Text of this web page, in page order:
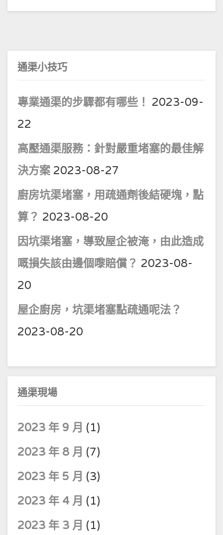
通渠小技巧
專業通渠的步驟都有哪些！ 2023-09-
22
高壓通渠服務：針對嚴重堵塞的最佳解
決方案 2023-08-27
廚房坑渠堵塞，用疏通劑後結硬塊，點
算？ 2023-08-20
因坑渠堵塞，導致屋企被淹，由此造成
嘅損失該由邊個嚟賠償？ 2023-08-
20
屋企廚房，坑渠堵塞點疏通呢法？
2023-08-20
通渠現場
2023 年 9 月 (1)
2023 年 8 月 (7)
2023 年 5 月 (3)
2023 年 4 月 (1)
2023 年 3 月 (1)